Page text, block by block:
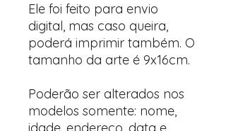
Ele foi feito para envio
digital, mas caso queira,
poderá imprimir também. O
tamanho da arte é 9x16cm.
Poderão ser alterados nos
modelos somente: nome,